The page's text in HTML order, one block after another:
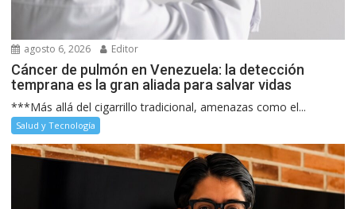
agosto 6, 2026 Editor
Cáncer de pulmón en Venezuela: la detección
temprana es la gran aliada para salvar vidas
***Más allá del cigarrillo tradicional, amenazas como el...
Salud y Tecnología